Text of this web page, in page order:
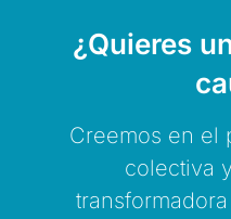
¿Quieres
Creemos en el
colectiva